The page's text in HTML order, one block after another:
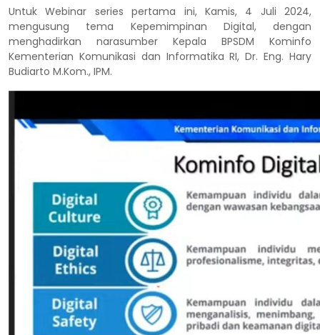
Untuk Webinar series pertama ini, Kamis, 4 Juli 2024,
mengusung tema Kepemimpinan Digital, dengan
menghadirkan narasumber Kepala BPSDM Kominfo
Kementerian Komunikasi dan Informatika RI, Dr. Eng. Hary
Budiarto M.Kom., IPM.